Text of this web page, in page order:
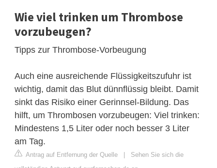
Wie viel trinken um Thrombose
vorzubeugen?
Tipps zur Thrombose-Vorbeugung
Auch eine ausreichende Flüssigkeitszufuhr ist
wichtig, damit das Blut dünnflüssig bleibt. Damit
sinkt das Risiko einer Gerinnsel-Bildung. Das
hilft, um Thrombosen vorzubeugen: Viel trinken:
Mindestens 1,5 Liter oder noch besser 3 Liter
am Tag.
Antrag auf Entfernung der Quelle | Sehen Sie sich die